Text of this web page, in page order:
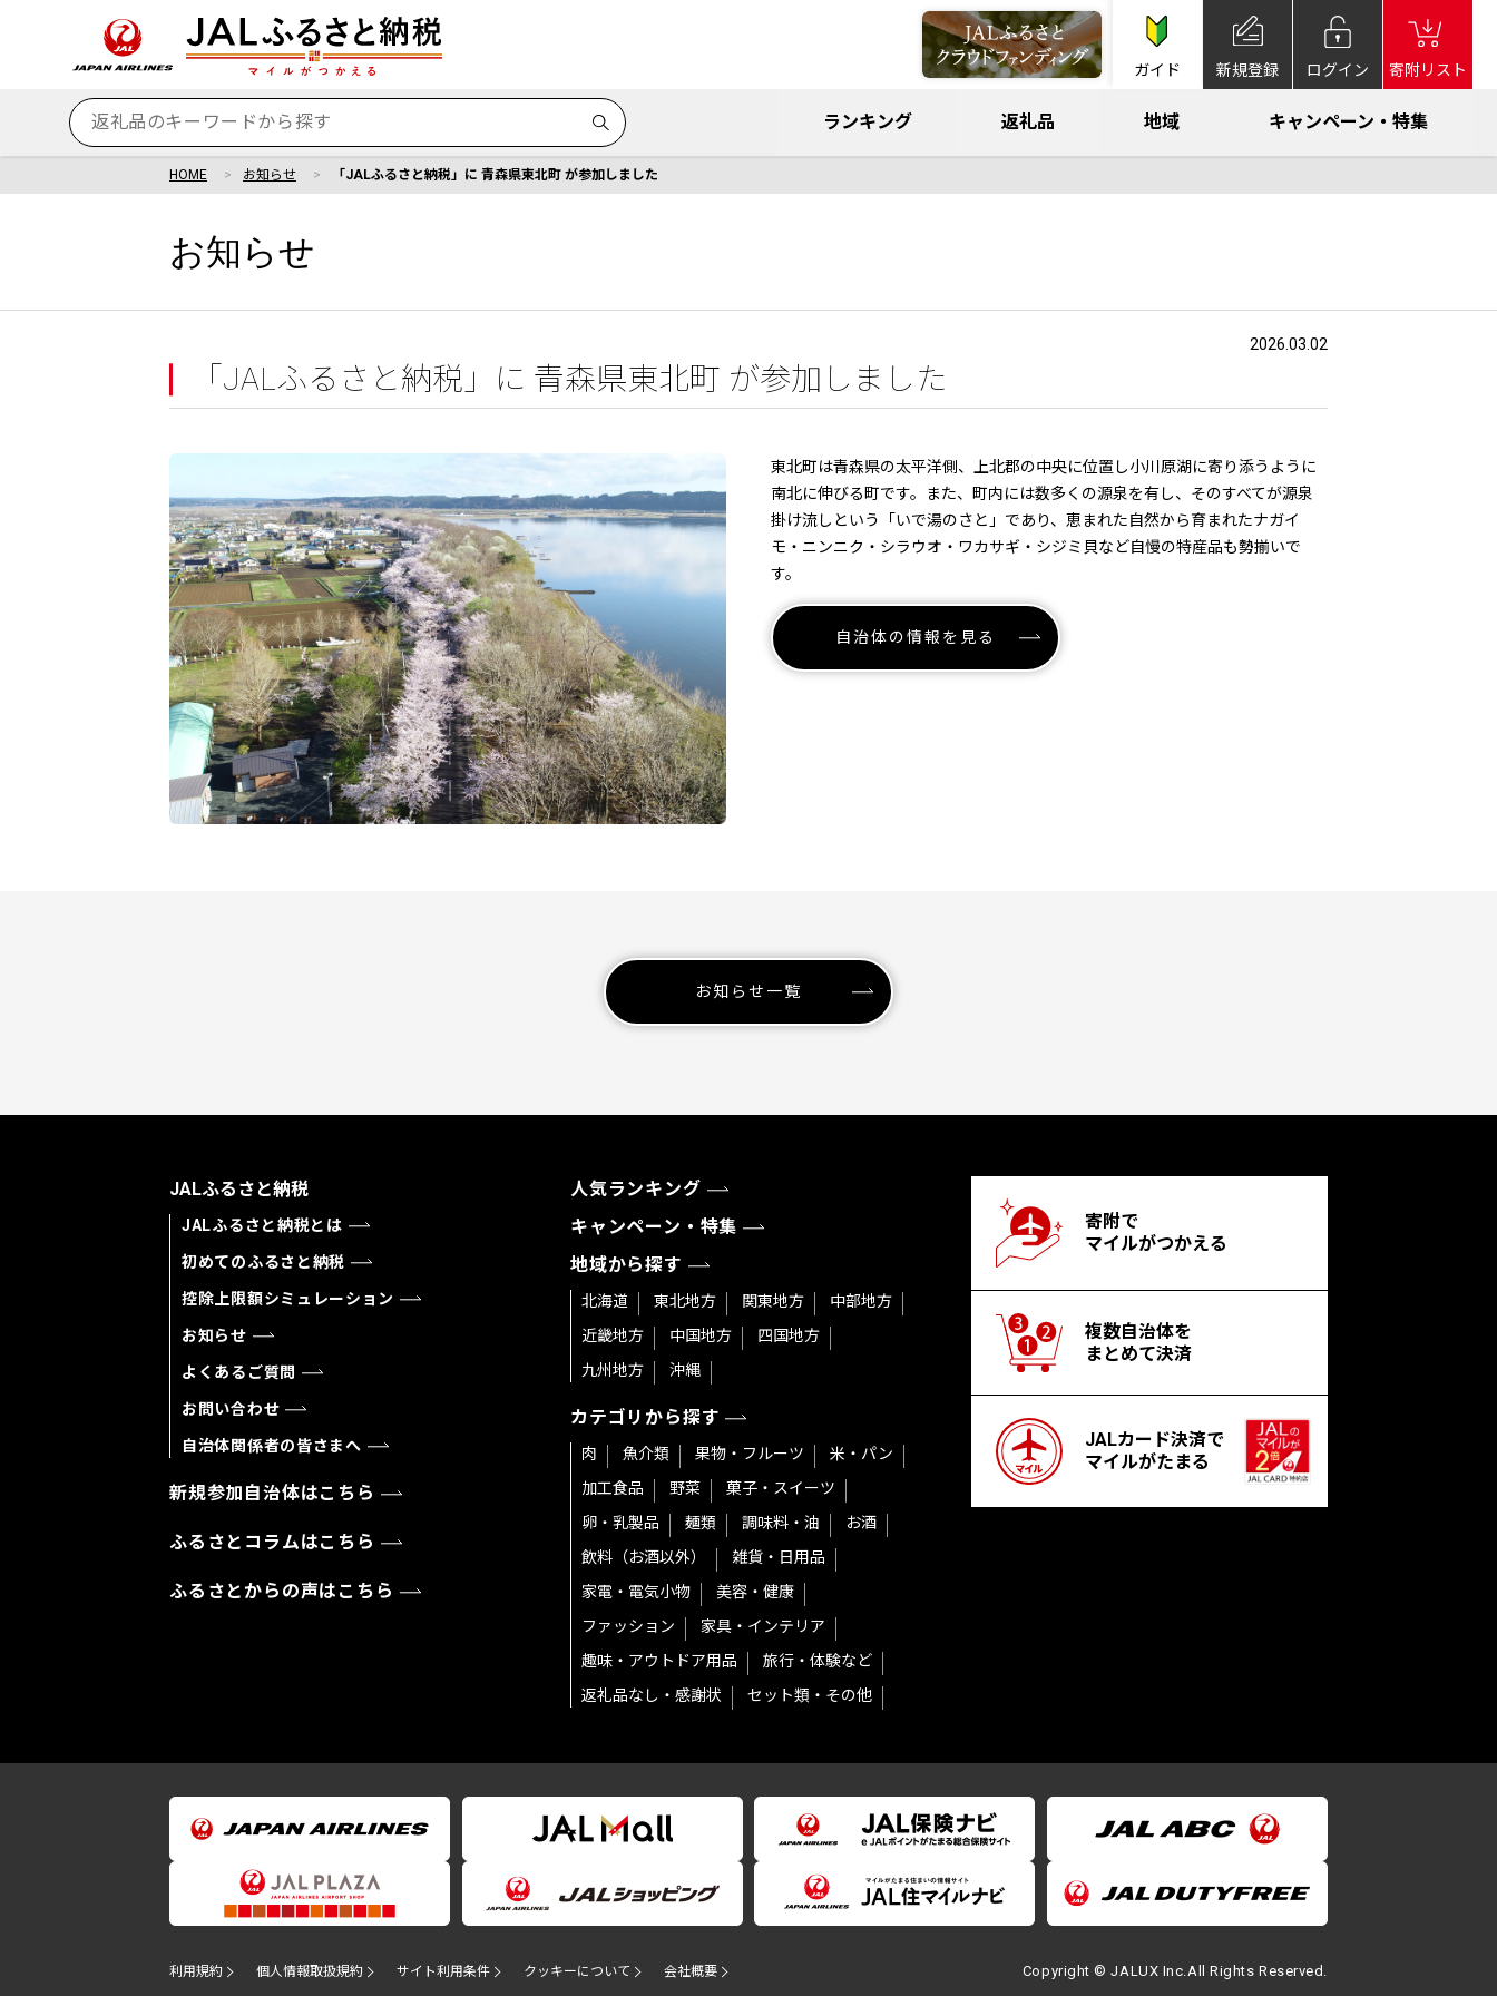
ガイド 新規登録 ログイン 寄附リスト
ランキング 返礼品 地域 キャンペーン・特集
HOME お知らせ 「JALふるさと納税」に 青森県東北町 が参加しました
お知らせ
2026.03.02
「JALふるさと納税」に 青森県東北町 が参加しました
東北町は青森県の太平洋側、上北郡の中央に位置し小川原湖に寄り添うように
南北に伸びる町です。また、町内には数多くの源泉を有し、そのすべてが源泉
掛け流しという「いで湯のさと」であり、恵まれた自然から育まれたナガイ
モ・ニンニク・シラウオ・ワカサギ・シジミ貝など自慢の特産品も勢揃いで
す。
自治体の情報を見る
お知らせ一覧
JALふるさと納税
JALふるさと納税とは
初めてのふるさと納税
控除上限額シミュレーション
お知らせ
よくあるご質問
お問い合わせ
自治体関係者の皆さまへ
新規参加自治体はこちら
ふるさとコラムはこちら
ふるさとからの声はこちら
人気ランキング
キャンペーン・特集
地域から探す
北海道 東北地方 関東地方
中部地方
近畿地方
中国地方
四国地方
九州地方
沖縄
カテゴリから探す
肉 魚介類 果物・フルーツ
米・パン
加工食品
野菜
菓子・スイーツ
卵・乳製品
麺類 調味料・油
お酒
飲料（お酒以外）
雑貨・日用品
家電・電気小物
美容・健康
ファッション
家具・インテリア
趣味・アウトドア用品
旅行・体験など
返礼品なし・感謝状
セット類・その他
寄附で
マイルがつかえる
複数自治体を
まとめて決済
JALカード決済で
マイルがたまる
利用規約 個人情報取扱規約 サイト利用条件 クッキーについて 会社概要 Copyright © JALUX Inc.All Rights Reserved.